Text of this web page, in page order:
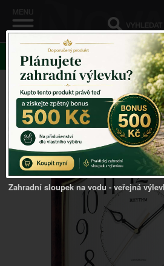
KATEGORIE
Venkovský domov ->Kyvadlové
kyvadlové hodiny 29x39x6cm
Zahradní sloupek na vodu - veřejná